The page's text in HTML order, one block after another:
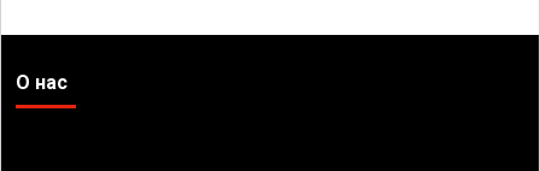
О нас